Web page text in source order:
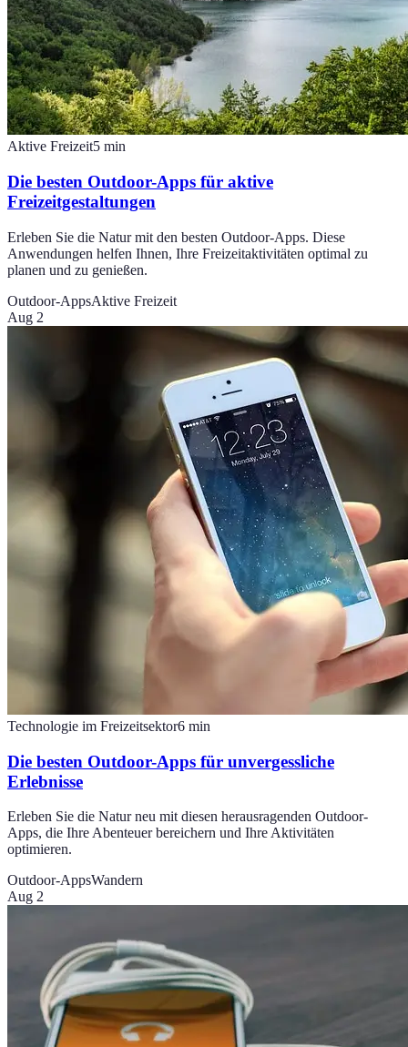
Aktive Freizeit5 min
Die besten Outdoor-Apps für aktive
Freizeitgestaltungen
Erleben Sie die Natur mit den besten Outdoor-Apps. Diese
Anwendungen helfen Ihnen, Ihre Freizeitaktivitäten optimal zu
planen und zu genießen.
Outdoor-AppsAktive Freizeit
Aug 2
Technologie im Freizeitsektor6 min
Die besten Outdoor-Apps für unvergessliche
Erlebnisse
Erleben Sie die Natur neu mit diesen herausragenden Outdoor-
Apps, die Ihre Abenteuer bereichern und Ihre Aktivitäten
optimieren.
Outdoor-AppsWandern
Aug 2